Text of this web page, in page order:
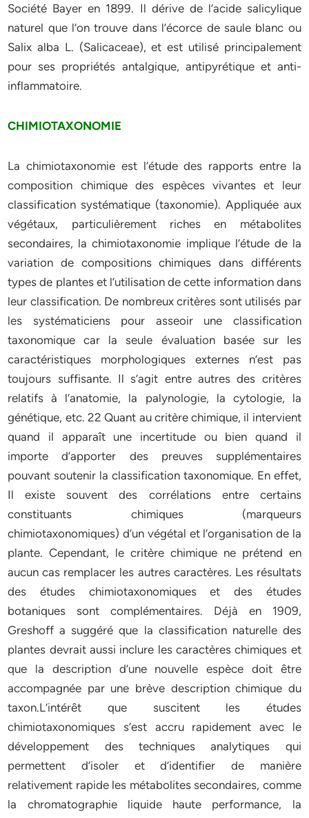
Société Bayer en 1899. Il dérive de l’acide salicylique
naturel que l’on trouve dans l’écorce de saule blanc ou
Salix alba L. (Salicaceae), et est utilisé principalement
pour ses propriétés antalgique, antipyrétique et anti-
inflammatoire.
CHIMIOTAXONOMIE
La chimiotaxonomie est l’étude des rapports entre la
composition chimique des espèces vivantes et leur
classification systématique (taxonomie). Appliquée aux
végétaux, particulièrement riches en métabolites
secondaires, la chimiotaxonomie implique l’étude de la
variation de compositions chimiques dans différents
types de plantes et l’utilisation de cette information dans
leur classification. De nombreux critères sont utilisés par
les systématiciens pour asseoir une classification
taxonomique car la seule évaluation basée sur les
caractéristiques morphologiques externes n’est pas
toujours suffisante. Il s’agit entre autres des critères
relatifs à l’anatomie, la palynologie, la cytologie, la
génétique, etc. 22 Quant au critère chimique, il intervient
quand il apparaît une incertitude ou bien quand il
importe d’apporter des preuves supplémentaires
pouvant soutenir la classification taxonomique. En effet,
Il existe souvent des corrélations entre certains
constituants chimiques (marqueurs
chimiotaxonomiques) d’un végétal et l’organisation de la
plante. Cependant, le critère chimique ne prétend en
aucun cas remplacer les autres caractères. Les résultats
des études chimiotaxonomiques et des études
botaniques sont complémentaires. Déjà en 1909,
Greshoff a suggéré que la classification naturelle des
plantes devrait aussi inclure les caractères chimiques et
que la description d’une nouvelle espèce doit être
accompagnée par une brève description chimique du
taxon.L’intérêt que suscitent les études
chimiotaxonomiques s’est accru rapidement avec le
développement des techniques analytiques qui
permettent d’isoler et d’identifier de manière
relativement rapide les métabolites secondaires, comme
la chromatographie liquide haute performance, la